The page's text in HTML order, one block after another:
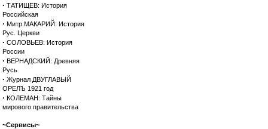
· ТАТИЩЕВ: История
Российская
· Митр.МАКАРИЙ: История
Рус. Церкви
· СОЛОВЬЕВ: История
России
· ВЕРНАДСКИЙ: Древняя
Русь
· Журнал ДВУГЛАВЫЙ
ОРЕЛЪ 1921 год
· КОЛЕМАН: Тайны
мирового правительства
~Сервисы~